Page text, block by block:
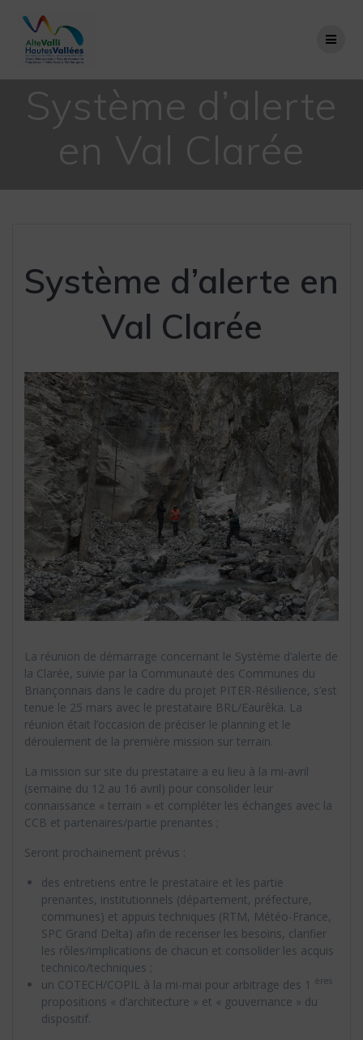
Système d’alerte
en Val Clarée
Système d’alerte en
Val Clarée
La réunion de démarrage concernant le Système d’alerte de
la Clarée, suivie par la Communauté des Communes du
Briançonnais dans le cadre du projet PITER-Résilience, s’est
tenue le 25 mars avec le prestataire BRL/Eaurêka. La
réunion était l’occasion de préciser le planning et le
déroulement de la première mission sur terrain.
La mission sur site du prestataire a eu lieu à la mi-avril
(semaine du 12 au 16 avril) pour consolider leur
connaissance « terrain » et compléter les échanges avec la
CCB et partenaires/partie prenantes ;
Seront prochainement prévus :
des entretiens entre le prestataire et les partie
prenantes, institutionnels (département, préfecture,
communes) et appuis techniques (RTM, Météo-France,
SPC Grand Delta) afin de recenser les besoins, clarifier
les rôles/implications de chacun et consolider les acquis
technico/techniques ;
un COTECH/COPIL à la mi-mai pour arbitrage des 1 ères
propositions « d’architecture » et « gouvernance » du
dispositif.